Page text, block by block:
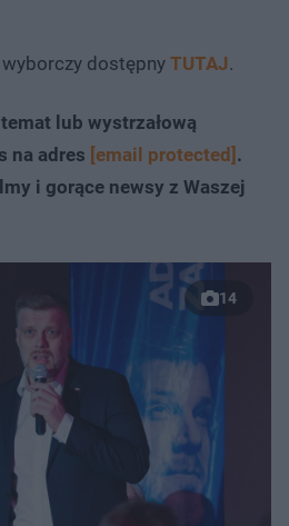
dostępny TUTAJ.
lub wystrzałową
na adres [email protected] .
i gorące newsy z Waszej
14